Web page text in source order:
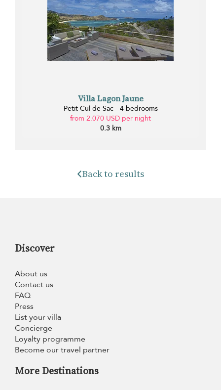
Villa Lagon Jaune
Petit Cul de Sac - 4 bedrooms
from 2.070 USD per night
0.3 km
Back to results
Discover
About us
Contact us
FAQ
Press
List your villa
Concierge
Loyalty programme
Become our travel partner
More Destinations